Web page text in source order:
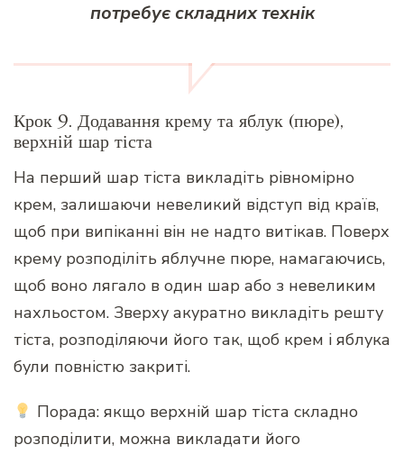
потребує складних технік
Крок 9. Додавання крему та яблук (пюре),
верхній шар тіста
На перший шар тіста викладіть рівномірно
крем, залишаючи невеликий відступ від країв,
щоб при випіканні він не надто витікав. Поверх
крему розподіліть яблучне пюре, намагаючись,
щоб воно лягало в один шар або з невеликим
нахльостом. Зверху акуратно викладіть решту
тіста, розподіляючи його так, щоб крем і яблука
були повністю закриті.
Порада: якщо верхній шар тіста складно
розподілити, можна викладати його